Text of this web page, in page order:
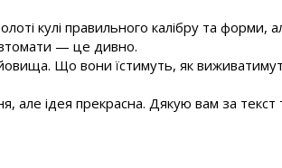
кулі правильного калібру та форми,
— це дивно.
Що вони їстимуть, як
ідея прекрасна. Дякую вам за текст